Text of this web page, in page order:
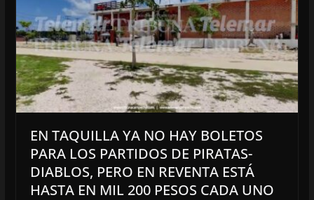
EN TAQUILLA YA NO HAY BOLETOS
PARA LOS PARTIDOS DE PIRATAS-
DIABLOS, PERO EN REVENTA ESTÁ
HASTA EN MIL 200 PESOS CADA UNO